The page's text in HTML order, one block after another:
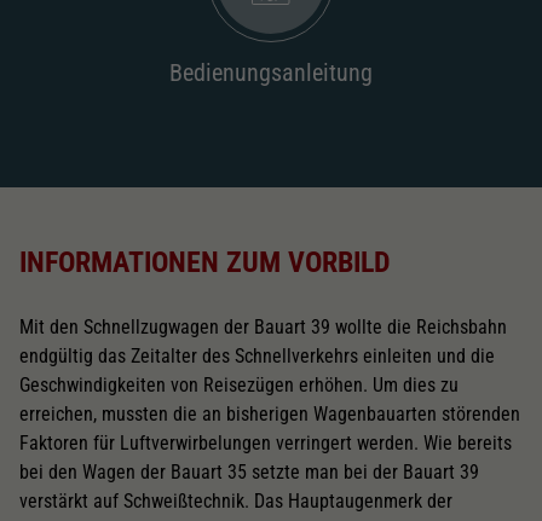
Bedienungsanleitung
INFORMATIONEN ZUM VORBILD
Mit den Schnellzugwagen der Bauart 39 wollte die Reichsbahn
endgültig das Zeitalter des Schnellverkehrs einleiten und die
Geschwindigkeiten von Reisezügen erhöhen. Um dies zu
erreichen, mussten die an bisherigen Wagenbauarten störenden
Faktoren für Luftverwirbelungen verringert werden. Wie bereits
bei den Wagen der Bauart 35 setzte man bei der Bauart 39
verstärkt auf Schweißtechnik. Das Hauptaugenmerk der